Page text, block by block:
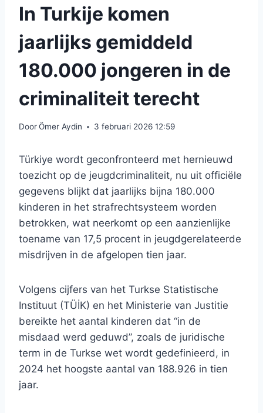
In Turkije komen
jaarlijks gemiddeld
180.000 jongeren in de
criminaliteit terecht
DoorÖmer Aydin 3 februari 2026 12:59
Türkiye wordt geconfronteerd met hernieuwd
toezicht op de jeugdcriminaliteit, nu uit officiële
gegevens blijkt dat jaarlijks bijna 180.000
kinderen in het strafrechtsysteem worden
betrokken, wat neerkomt op een aanzienlijke
toename van 17,5 procent in jeugdgerelateerde
misdrijven in de afgelopen tien jaar.
Volgens cijfers van het Turkse Statistische
Instituut (TÜİK) en het Ministerie van Justitie
bereikte het aantal kinderen dat “in de
misdaad werd geduwd”, zoals de juridische
term in de Turkse wet wordt gedefinieerd, in
2024 het hoogste aantal van 188.926 in tien
jaar.